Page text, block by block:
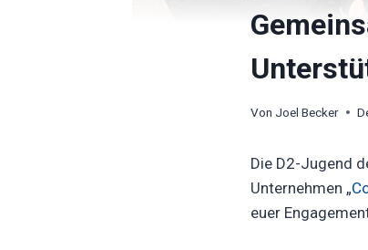
Von Joel Becker
Die D2-Jugend
Unternehmen „
euer